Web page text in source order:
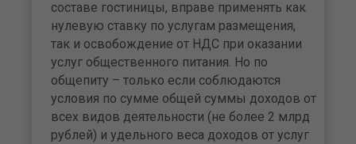
составе гостиницы, вправе применять как
нулевую ставку по услугам размещения,
так и освобождение от НДС при оказании
услуг общественного питания. Но по
общепиту – только если соблюдаются
условия по сумме общей суммы доходов от
всех видов деятельности (не более 2 млрд
рублей) и удельного веса доходов от услуг